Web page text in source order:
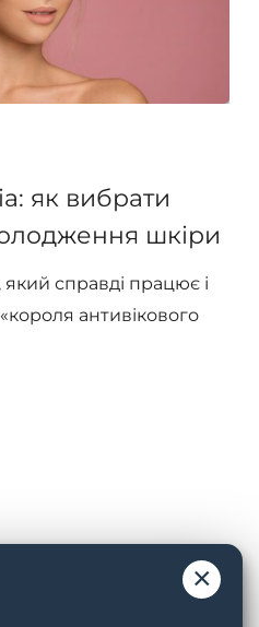
як вибрати
шкіри
який справді працює і
антивікового
×